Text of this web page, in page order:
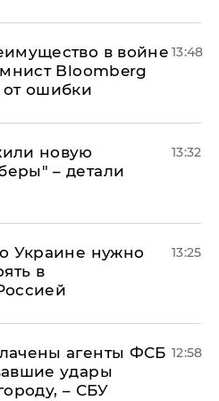
в войне
Bloomberg
от ошибки
13:48
новую
– детали
13:32
Украине нужно
в
13:25
агенты ФСБ
удары
– СБУ
12:58